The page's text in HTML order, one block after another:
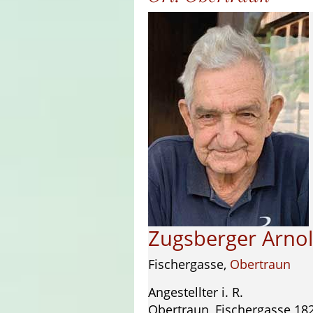
Zugsberger
Fischergasse, Obertraun
Angestellter i. R.
Obertraun, Fischergasse